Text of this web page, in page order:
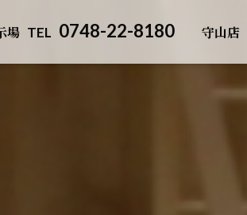
場 TEL 0748-22-8180 守山店